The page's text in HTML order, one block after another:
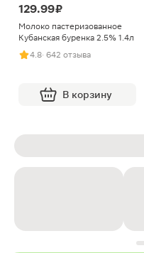
129.99 ₽
Молоко пастеризованное
Кубанская буренка 2.5% 1.4л
4.8· 642 отзыва
В корзину